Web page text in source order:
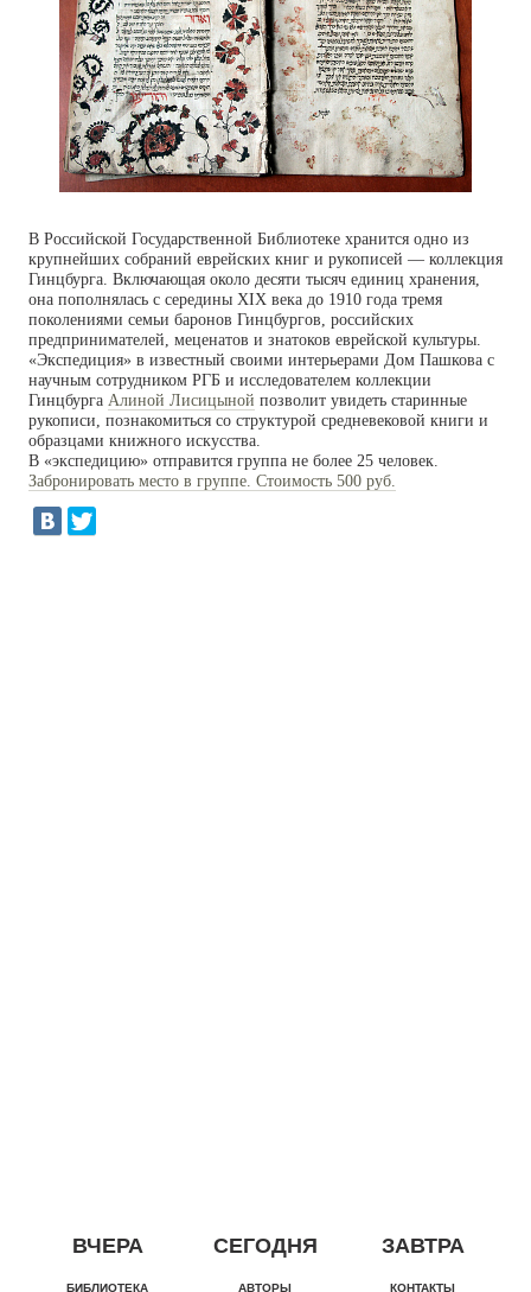
В Российской Государственной Библиотеке хранится одно из
крупнейших собраний еврейских книг и рукописей — коллекция
Гинцбурга. Включающая около десяти тысяч единиц хранения,
она пополнялась с середины XIX века до 1910 года тремя
поколениями семьи баронов Гинцбургов, российских
предпринимателей, меценатов и знатоков еврейской культуры.
«Экспедиция» в известный своими интерьерами Дом Пашкова с
научным сотрудником РГБ и исследователем коллекции
Гинцбурга Алиной Лисицыной позволит увидеть старинные
рукописи, познакомиться со структурой средневековой книги и
образцами книжного искусства.
В «экспедицию» отправится группа не более 25 человек.
Забронировать место в группе. Стоимость 500 руб.
ВЧЕРА СЕГОДНЯ ЗАВТРА
БИБЛИОТЕКА АВТОРЫ КОНТАКТЫ